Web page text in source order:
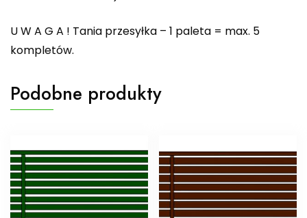
U W A G A ! Tania przesyłka – 1 paleta = max. 5
kompletów.
Podobne produkty